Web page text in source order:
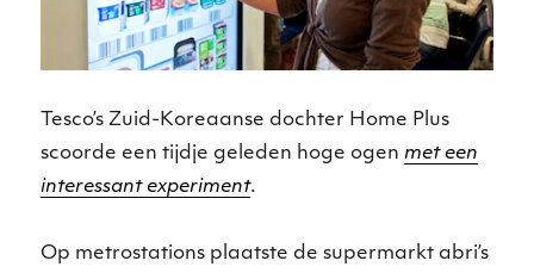
Tesco’s Zuid-Koreaanse dochter Home Plus
scoorde een tijdje geleden hoge ogenmet een
interessant experiment.
Op metrostations plaatste de supermarkt abri’s